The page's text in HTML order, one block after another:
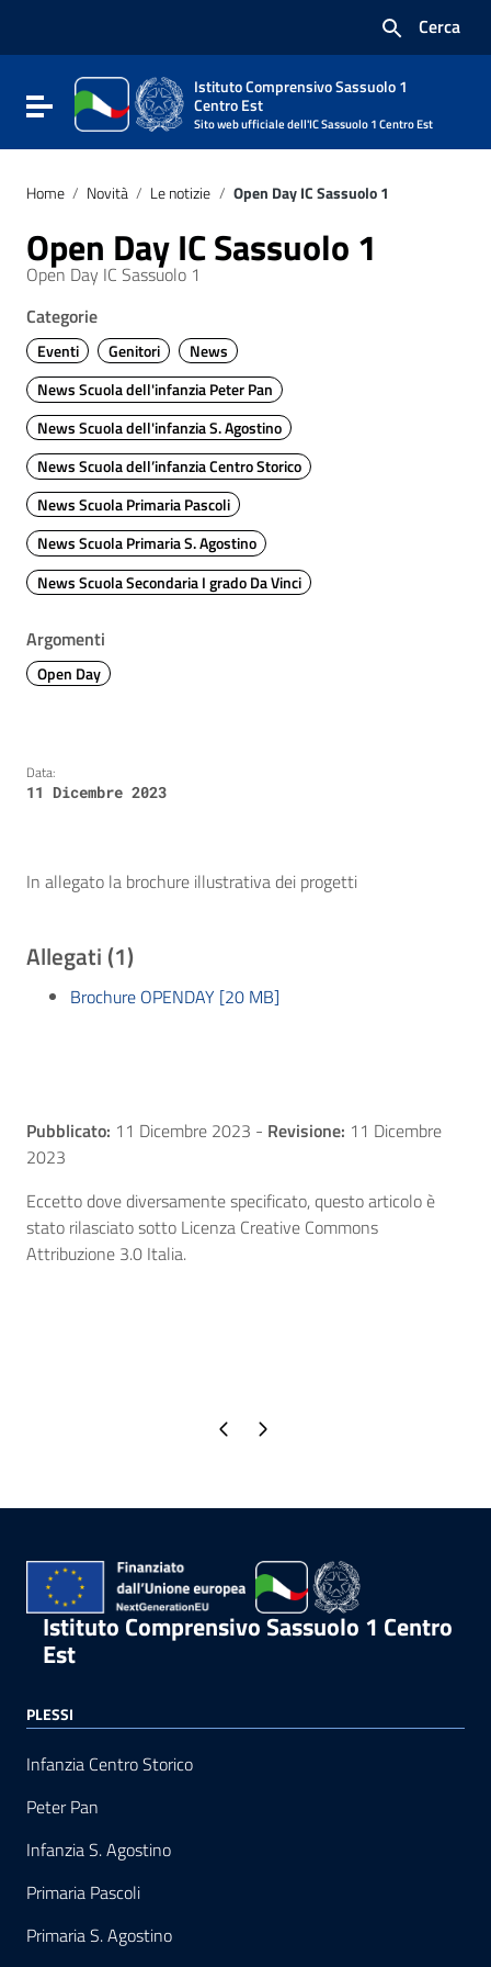
Vai al footer
Cerca
Attiva / disattiva la navigazione
Istituto Comprensivo Sassuolo 1
Centro Est
Sito web ufficiale dell'IC Sassuolo 1 Centro Est
Home / Novità / Le notizie / Open Day IC Sassuolo 1
Open Day IC Sassuolo 1
Open Day IC Sassuolo 1
Categorie
Eventi Genitori
News
News Scuola dell'infanzia Peter Pan
News Scuola dell'infanzia S. Agostino
News Scuola dell’infanzia Centro Storico
News Scuola Primaria Pascoli
News Scuola Primaria S. Agostino
News Scuola Secondaria I grado Da Vinci
Argomenti
Open Day
Data:
11 Dicembre 2023
In allegato la brochure illustrativa dei progetti
Allegati (1)
Brochure OPENDAY [20 MB]
Pubblicato: 11 Dicembre 2023 - Revisione: 11 Dicembre
2023
Eccetto dove diversamente specificato, questo articolo è
stato rilasciato sotto Licenza Creative Commons
Attribuzione 3.0 Italia.
Pagina precedente
Pagina successiva
Istituto Comprensivo Sassuolo 1 Centro
Est
PLESSI
Infanzia Centro Storico
Peter Pan
Infanzia S. Agostino
Primaria Pascoli
Primaria S. Agostino